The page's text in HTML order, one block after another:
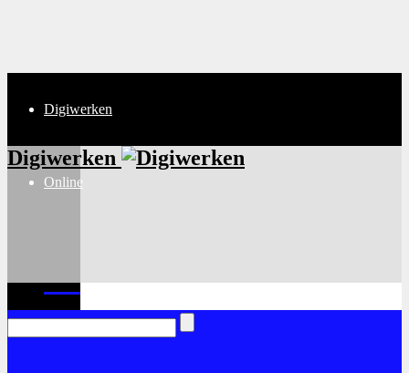
Digiwerken
Online
Digiwerken